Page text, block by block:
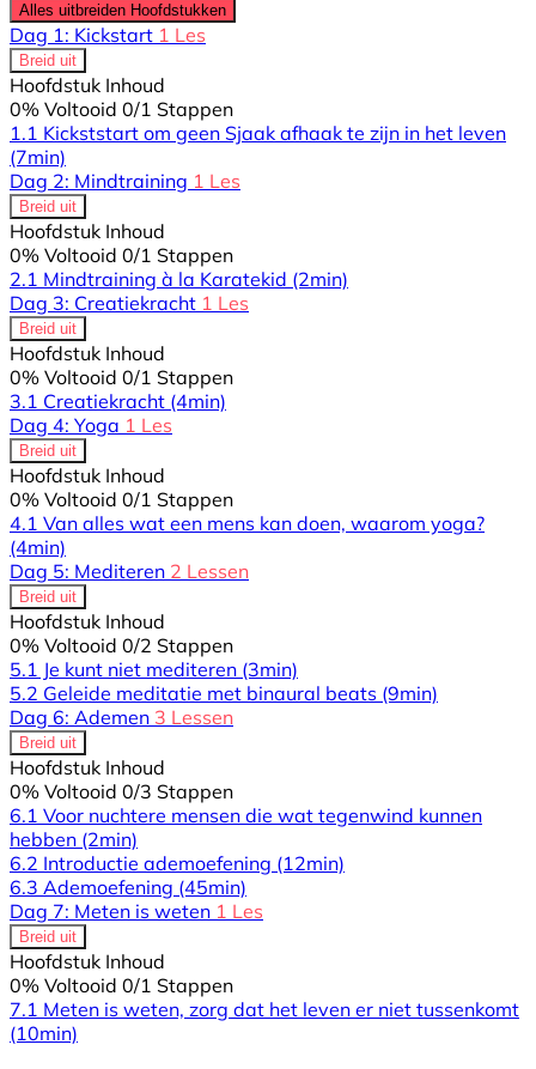
Alles uitbreiden Hoofdstukken
Dag 1: Kickstart 1 Les
Breid uit
Hoofdstuk Inhoud
0% Voltooid 0/1 Stappen
1.1 Kickststart om geen Sjaak afhaak te zijn in het leven
(7min)
Dag 2: Mindtraining 1 Les
Breid uit
Hoofdstuk Inhoud
0% Voltooid 0/1 Stappen
2.1 Mindtraining à la Karatekid (2min)
Dag 3: Creatiekracht 1 Les
Breid uit
Hoofdstuk Inhoud
0% Voltooid 0/1 Stappen
3.1 Creatiekracht (4min)
Dag 4: Yoga 1 Les
Breid uit
Hoofdstuk Inhoud
0% Voltooid 0/1 Stappen
4.1 Van alles wat een mens kan doen, waarom yoga?
(4min)
Dag 5: Mediteren 2 Lessen
Breid uit
Hoofdstuk Inhoud
0% Voltooid 0/2 Stappen
5.1 Je kunt niet mediteren (3min)
5.2 Geleide meditatie met binaural beats (9min)
Dag 6: Ademen 3 Lessen
Breid uit
Hoofdstuk Inhoud
0% Voltooid 0/3 Stappen
6.1 Voor nuchtere mensen die wat tegenwind kunnen
hebben (2min)
6.2 Introductie ademoefening (12min)
6.3 Ademoefening (45min)
Dag 7: Meten is weten 1 Les
Breid uit
Hoofdstuk Inhoud
0% Voltooid 0/1 Stappen
7.1 Meten is weten, zorg dat het leven er niet tussenkomt
(10min)